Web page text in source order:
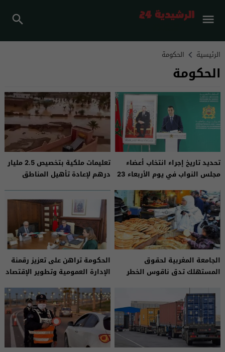
الرئيسية الحكومة
الحكومة
تحديد تاريخ إجراء انتخاب أعضاء
مجلس النواب في يوم الأربعاء 23
تعليمات ملكية بتخصيص 2.5 مليار
درهم لإعادة تأهيل المناطق
الجامعة المغربية لحقوق
المستهلك تدق ناقوس الخطر
الحكومة تراهن على تعزيز رقمنة
الإدارة العمومية وتطوير الإقتصاد